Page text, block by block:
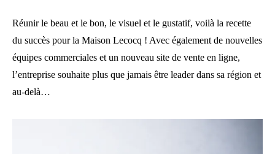
Réunir le beau et le bon, le visuel et le gustatif, voilà la recette
du succès pour la Maison Lecocq ! Avec également de nouvelles
équipes commerciales et un nouveau site de vente en ligne,
l’entreprise souhaite plus que jamais être leader dans sa région et
au-delà…